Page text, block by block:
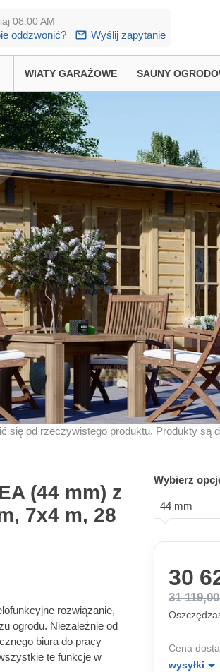
08:00 AM
oddzwonić? Wyślij zapytanie
WIATY GARAŻOWE SAUNY
się od rzeczywistego produktu. Produkty są
(44 mm) z
7x4 m, 28
rozwiązanie,
ogrodu. Niezależnie od
biura do pracy
te funkcje w
Wybierz
44 mm
30
31
Cena
wysyłki